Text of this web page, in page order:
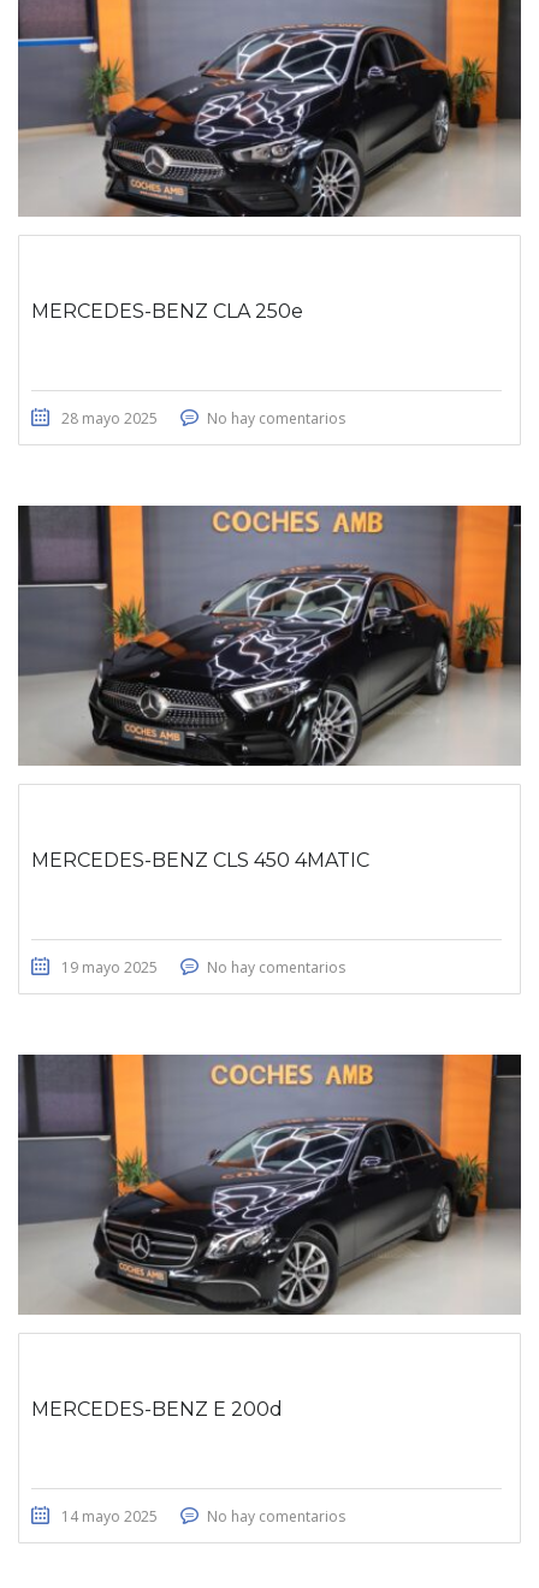
MERCEDES-BENZ CLA 250e
28 mayo 2025 No hay comentarios
MERCEDES-BENZ CLS 450 4MATIC
19 mayo 2025 No hay comentarios
MERCEDES-BENZ E 200d
14 mayo 2025 No hay comentarios